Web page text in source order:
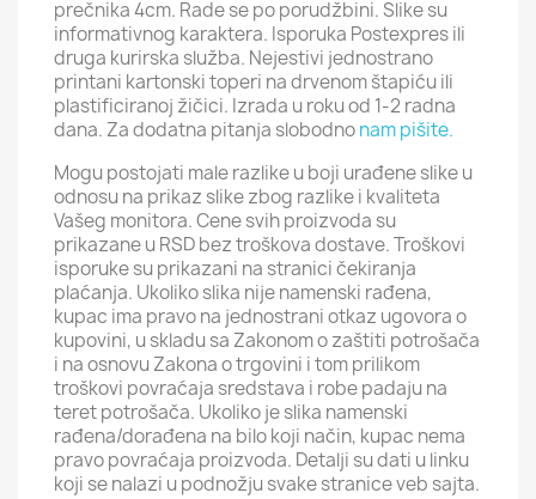
prečnika 4cm. Rade se po porudžbini. Slike su
informativnog karaktera. Isporuka Postexpres ili
druga kurirska služba. Nejestivi jednostrano
printani kartonski toperi na drvenom štapiću ili
plastificiranoj žičici. Izrada u roku od 1-2 radna
dana. Za dodatna pitanja slobodnonam pišite.
Mogu postojati male razlike u boji urađene slike u
odnosu na prikaz slike zbog razlike i kvaliteta
Vašeg monitora. Cene svih proizvoda su
prikazane u RSD bez troškova dostave. Troškovi
isporuke su prikazani na stranici čekiranja
plaćanja. Ukoliko slika nije namenski rađena,
kupac ima pravo na jednostrani otkaz ugovora o
kupovini, u skladu sa Zakonom o zaštiti potrošača
i na osnovu Zakona o trgovini i tom prilikom
troškovi povraćaja sredstava i robe padaju na
teret potrošača. Ukoliko je slika namenski
rađena/dorađena na bilo koji način, kupac nema
pravo povraćaja proizvoda. Detalji su dati u linku
koji se nalazi u podnožju svake stranice veb sajta.